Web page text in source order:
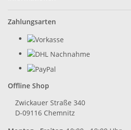
Zahlungsarten
Offline Shop
Zwickauer Straße 340
D-09116 Chemnitz